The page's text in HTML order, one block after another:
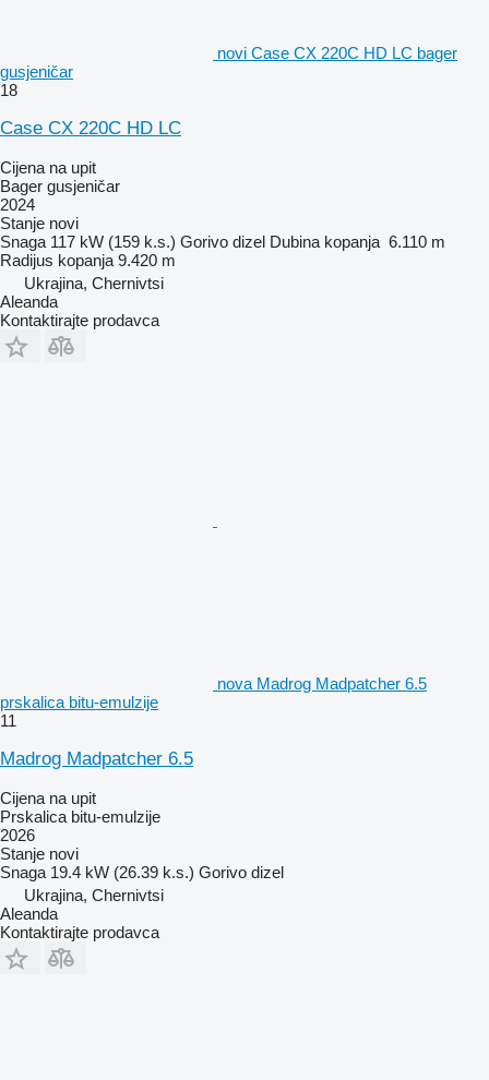
novi Case CX 220C HD LC bager
gusjeničar
18
Case CX 220C HD LC
Cijena na upit
Bager gusjeničar
2024
Stanje novi
Snaga 117 kW (159 k.s.) Gorivo dizel Dubina kopanja 6.110 m
Radijus kopanja 9.420 m
Ukrajina, Chernivtsi
Aleanda
Kontaktirajte prodavca
nova Madrog Madpatcher 6.5
prskalica bitu-emulzije
11
Madrog Madpatcher 6.5
Cijena na upit
Prskalica bitu-emulzije
2026
Stanje novi
Snaga 19.4 kW (26.39 k.s.) Gorivo dizel
Ukrajina, Chernivtsi
Aleanda
Kontaktirajte prodavca